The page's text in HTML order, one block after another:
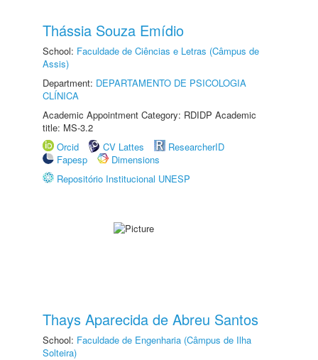
Thássia Souza Emídio
School: Faculdade de Ciências e Letras (Câmpus de
Assis)
Department: DEPARTAMENTO DE PSICOLOGIA
CLÍNICA
Academic Appointment Category: RDIDP Academic
title: MS-3.2
Orcid
CV Lattes
ResearcherID
Fapesp
Dimensions
Repositório Institucional UNESP
Thays Aparecida de Abreu Santos
School: Faculdade de Engenharia (Câmpus de Ilha
Solteira)